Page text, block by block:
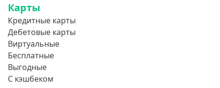
Квику
А-Деньги
Аполлон займ
Веб-Займ
Лайм Займ
Доброзайм
Карты
Кредитные карты
Дебетовые карты
Виртуальные
Бесплатные
Выгодные
С кэшбеком